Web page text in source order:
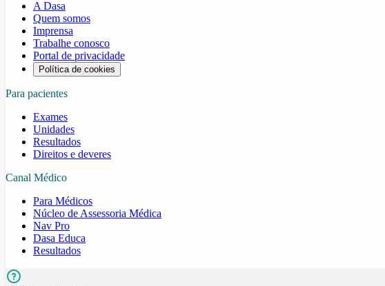
A Dasa
Quem somos
Imprensa
Trabalhe conosco
Portal de privacidade
Política de cookies
Para pacientes
Exames
Unidades
Resultados
Direitos e deveres
Canal Médico
Para Médicos
Núcleo de Assessoria Médica
Nav Pro
Dasa Educa
Resultados